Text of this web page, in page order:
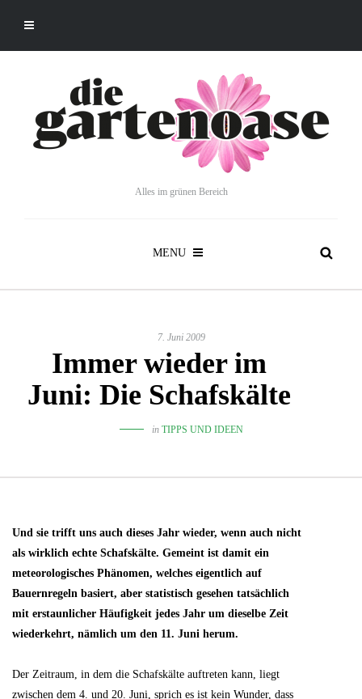
Alles im grünen Bereich
MENU
7. Juni 2009
Immer wieder im
Juni: Die Schafskälte
in TIPPS UND IDEEN
Und sie trifft uns auch dieses Jahr wieder, wenn auch nicht
als wirklich echte Schafskälte. Gemeint ist damit ein
meteorologisches Phänomen, welches eigentlich auf
Bauernregeln basiert, aber statistisch gesehen tatsächlich
mit erstaunlicher Häufigkeit jedes Jahr um dieselbe Zeit
wiederkehrt, nämlich um den 11. Juni herum.
Der Zeitraum, in dem die Schafskälte auftreten kann, liegt
zwischen dem 4. und 20. Juni, sprich es ist kein Wunder, dass